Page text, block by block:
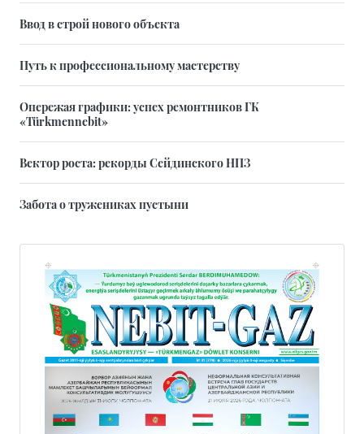
Ввод в строй нового объекта
Путь к профессиональному мастерству
Опережая графики: успех ремонтников ГК
«Türkmennebit»
Вектор роста: рекорды Сейдинского НПЗ
Забота о тружениках пустыни